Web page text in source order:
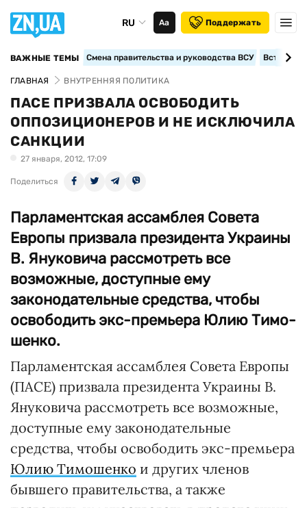
RU Аа Поддержать
ВАЖНЫЕ ТЕМЫ Смена правительства и руководства ВСУ
ГЛАВНАЯ ВНУТРЕННЯЯ ПОЛИТИКА
ПАСЕ ПРИЗВАЛА ОСВОБОДИТЬ
ОППОЗИЦИОНЕРОВ И НЕ ИСКЛЮЧИЛА
САНКЦИИ
27 января, 2012, 17:09
Поделиться
Парламентская ассамблея Совета
Европы призвала президента Украины
В. Яну­ковича рассмотреть все
возможные, доступные ему
законодательные средства, чтобы
освободить экс-премьера Юлию Тимо­
шенко.
Парламентская ассамблея Совета Европы
(ПАСЕ) призвала президента Украины В.
Яну­ковича рассмотреть все возможные,
доступные ему законодательные
средства, чтобы освободить экс-премьера
Юлию Тимо­шенко и других членов
бывшего правительства, а также